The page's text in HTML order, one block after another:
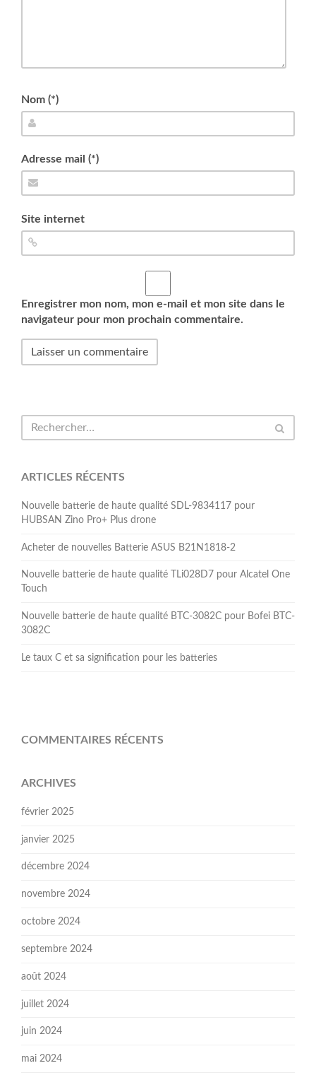
Nom (*)
Adresse mail (*)
Site internet
Enregistrer mon nom, mon e-mail et mon site dans le
navigateur pour mon prochain commentaire.
ARTICLES RÉCENTS
Nouvelle batterie de haute qualité SDL-9834117 pour
HUBSAN Zino Pro+ Plus drone
Acheter de nouvelles Batterie ASUS B21N1818-2
Nouvelle batterie de haute qualité TLi028D7 pour Alcatel One
Touch
Nouvelle batterie de haute qualité BTC-3082C pour Bofei BTC-
3082C
Le taux C et sa signification pour les batteries
COMMENTAIRES RÉCENTS
ARCHIVES
février 2025
janvier 2025
décembre 2024
novembre 2024
octobre 2024
septembre 2024
août 2024
juillet 2024
juin 2024
mai 2024